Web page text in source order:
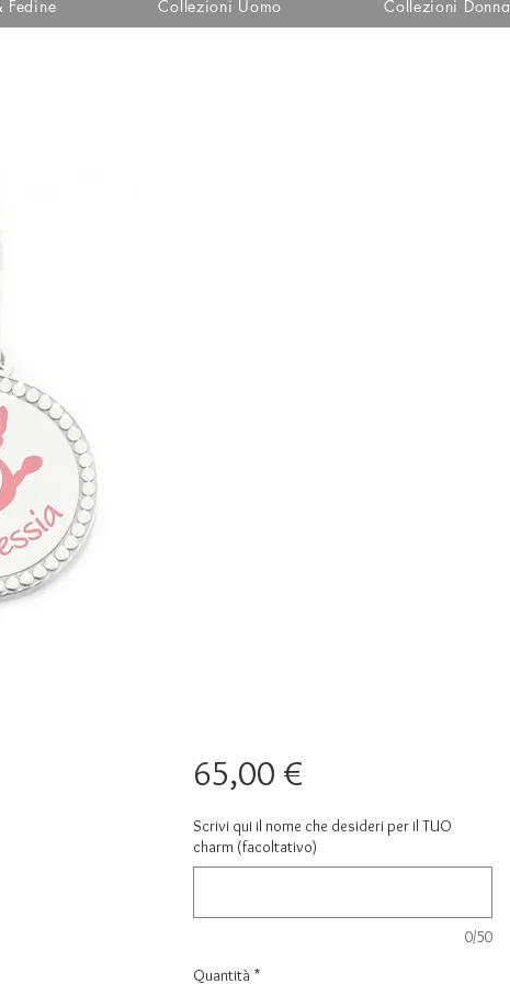
Fedine Collezioni Uomo Collezioni Donna
65,00 €Prezzo
Scrivi qui il nome che desideri per il TUO
charm (facoltativo)
0/50
Quantità *